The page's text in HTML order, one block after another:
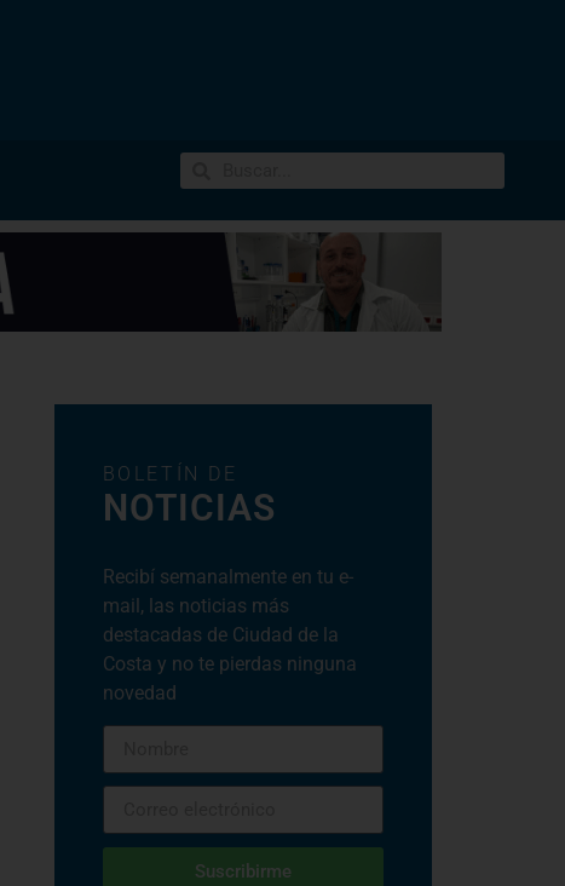
BOLETÍN DE
NOTICIAS
Recibí semanalmente en tu e-
mail, las noticias más
destacadas de Ciudad de la
Costa y no te pierdas ninguna
novedad
Suscribirme